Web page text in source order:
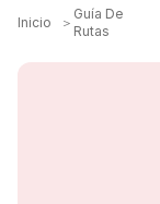
Inicio ＞
Guía De
Rutas